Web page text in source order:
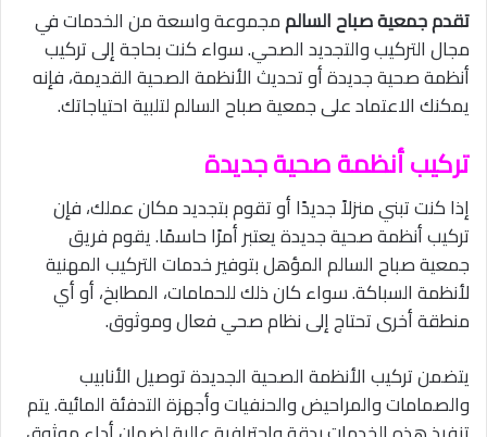
تقدم جمعية صباح السالممجموعة واسعة من الخدمات في
مجال التركيب والتجديد الصحي. سواء كنت بحاجة إلى تركيب
أنظمة صحية جديدة أو تحديث الأنظمة الصحية القديمة، فإنه
يمكنك الاعتماد على جمعية صباح السالم لتلبية احتياجاتك.
تركيب أنظمة صحية جديدة
إذا كنت تبني منزلاً جديدًا أو تقوم بتجديد مكان عملك، فإن
تركيب أنظمة صحية جديدة يعتبر أمرًا حاسمًا. يقوم فريق
جمعية صباح السالم المؤهل بتوفير خدمات التركيب المهنية
لأنظمة السباكة. سواء كان ذلك للحمامات، المطابخ، أو أي
منطقة أخرى تحتاج إلى نظام صحي فعال وموثوق.
يتضمن تركيب الأنظمة الصحية الجديدة توصيل الأنابيب
والصمامات والمراحيض والحنفيات وأجهزة التدفئة المائية. يتم